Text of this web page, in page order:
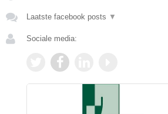
Laatste facebook posts ▼
Sociale media: